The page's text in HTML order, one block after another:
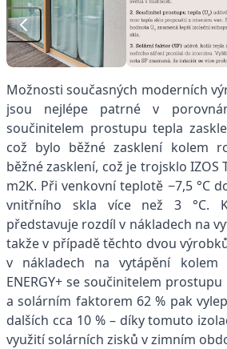
Možnosti současných moderních
jsou nejlépe patrné v
součinitelem prostupu tepla
což bylo běžné zasklení kolem
běžné zasklení, což je trojsklo IZOS
m2K. Při venkovní teplotě −7,5 °C
vnitřního skla více než 3 °C.
představuje rozdíl v nákladech na
takže v případě těchto dvou
v nákladech na vytápění kolem
ENERGY+ se součinitelem
a solárním faktorem 62 % pak
dalších cca 10 % – díky tomuto
využití solárních zisků v zimním